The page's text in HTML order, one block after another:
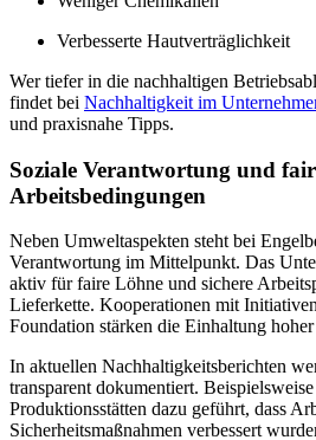
Verbesserte Hautverträglichkeit
Wer tiefer in die nachhaltigen
findet bei Nachhaltigkeit im
und praxisnahe Tipps.
Soziale Verantwortung und
Arbeitsbedingungen
Neben Umweltaspekten steht bei
Verantwortung im Mittelpunkt. Das
aktiv für faire Löhne und sichere
Lieferkette. Kooperationen mit
Foundation stärken die Einhaltung hoher
In aktuellen Nachhaltigkeitsberichten
transparent dokumentiert.
Produktionsstätten dazu geführt, dass
Sicherheitsmaßnahmen verbessert